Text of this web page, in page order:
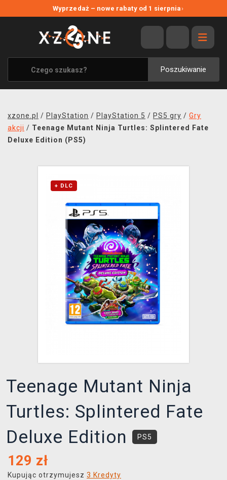
Wyprzedaż – nowe rabaty od 1 sierpnia›
Poszukiwanie
WYPRZEDAŻ
WSZYSTKIE MARKI
XZONE ORIGINALS
UBRANIA I AKCESORIA
SOUNDTRACKI
xzone.pl / PlayStation / PlayStation 5 / PS5 gry / Gry
akcji / Teenage Mutant Ninja Turtles: Splintered Fate
Deluxe Edition (PS5)
+ DLC
Teenage Mutant Ninja
Turtles: Splintered Fate
Deluxe Edition
PS5
129 zł
Kupując otrzymujesz 3 Kredyty